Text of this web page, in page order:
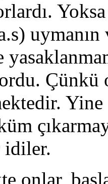
uymanın
Çünkü
idiler.
onlar,